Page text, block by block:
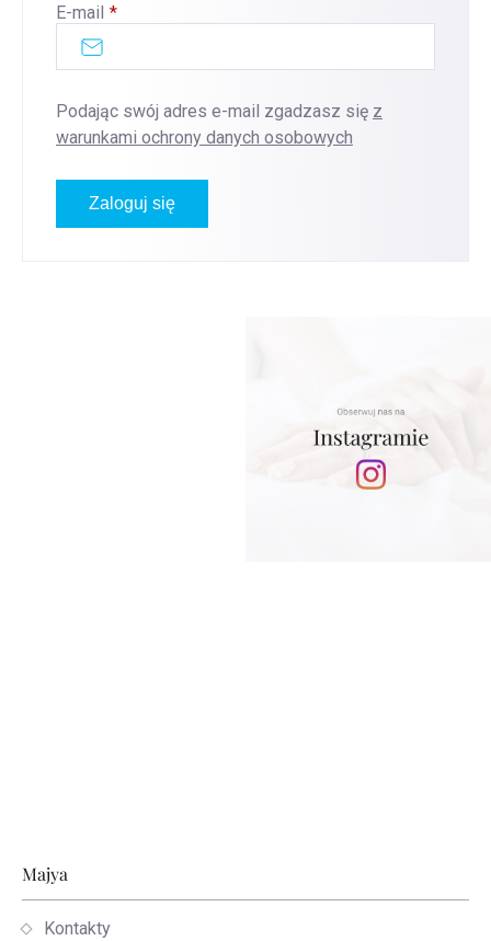
E-mail
Podając swój adres e-mail zgadzasz się z
warunkami ochrony danych osobowych
Zaloguj się
Stopka
Majya
Kontakty